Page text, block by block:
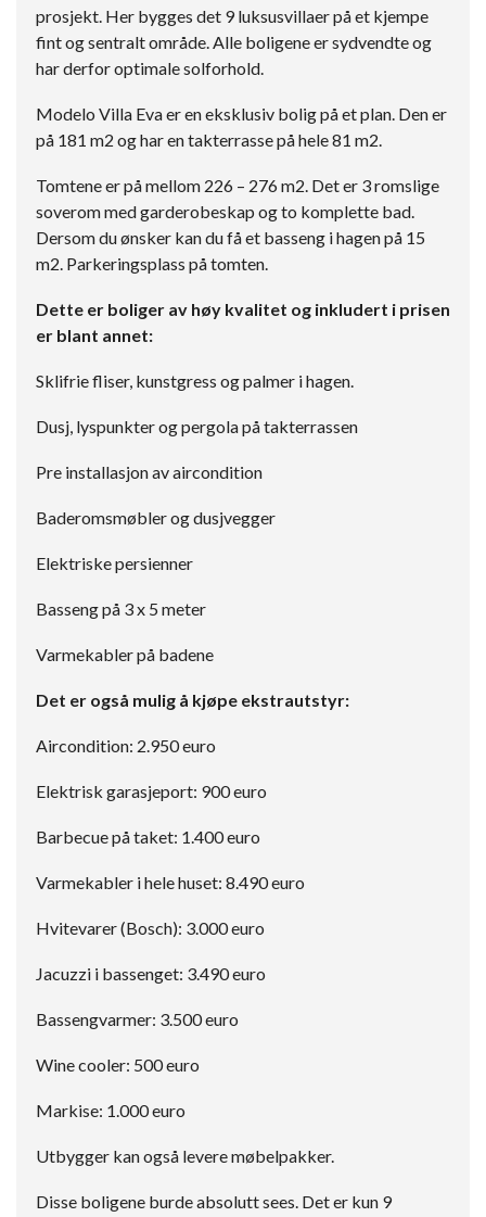
prosjekt. Her bygges det 9 luksusvillaer på et kjempe
fint og sentralt område. Alle boligene er sydvendte og
har derfor optimale solforhold.
Modelo Villa Eva er en eksklusiv bolig på et plan. Den er
på 181 m2 og har en takterrasse på hele 81 m2.
Tomtene er på mellom 226 – 276 m2. Det er 3 romslige
soverom med garderobeskap og to komplette bad.
Dersom du ønsker kan du få et basseng i hagen på 15
m2. Parkeringsplass på tomten.
Dette er boliger av høy kvalitet og inkludert i prisen
er blant annet:
Sklifrie fliser, kunstgress og palmer i hagen.
Dusj, lyspunkter og pergola på takterrassen
Pre installasjon av aircondition
Baderomsmøbler og dusjvegger
Elektriske persienner
Basseng på 3 x 5 meter
Varmekabler på badene
Det er også mulig å kjøpe ekstrautstyr:
Aircondition: 2.950 euro
Elektrisk garasjeport: 900 euro
Barbecue på taket: 1.400 euro
Varmekabler i hele huset: 8.490 euro
Hvitevarer (Bosch): 3.000 euro
Jacuzzi i bassenget: 3.490 euro
Bassengvarmer: 3.500 euro
Wine cooler: 500 euro
Markise: 1.000 euro
Utbygger kan også levere møbelpakker.
Disse boligene burde absolutt sees. Det er kun 9